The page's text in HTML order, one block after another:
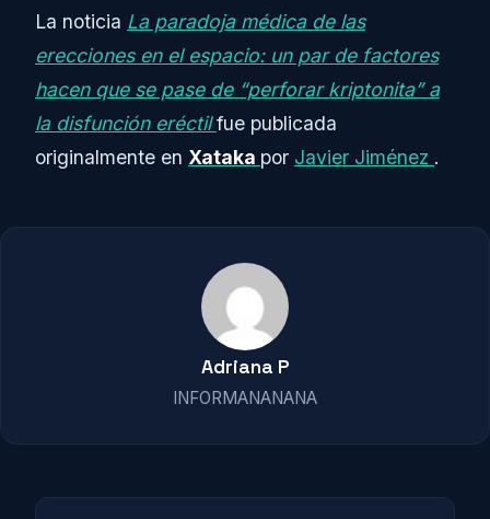
La noticia La paradoja médica de las
erecciones en el espacio: un par de factores
hacen que se pase de “perforar kriptonita” a
la disfunción eréctilfue publicada
originalmente en Xataka por Javier Jiménez .
Adriana P
INFORMANANANA